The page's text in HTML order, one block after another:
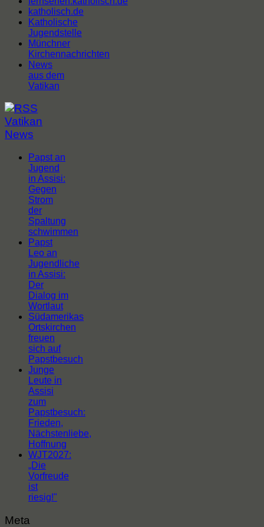
katholisch.de
Katholische
Jugendstelle
Münchner
Kirchennachrichten
News
aus dem
Vatikan
Vatikan
News
Papst an
Jugend
in Assisi:
Gegen
Strom
der
Spaltung
schwimmen
Papst
Leo an
Jugendliche
in Assisi:
Der
Dialog im
Wortlaut
Südamerikas
Ortskirchen
freuen
sich auf
Papstbesuch
Junge
Leute in
Assisi
zum
Papstbesuch:
Frieden,
Nächstenliebe,
Hoffnung
WJT2027:
„Die
Vorfreude
ist
riesig!"
Meta